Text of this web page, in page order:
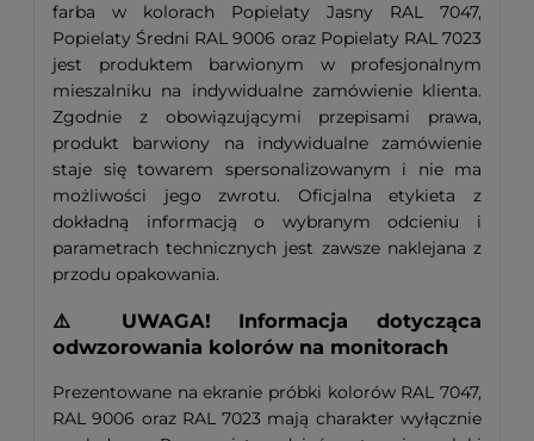
farba w kolorach Popielaty Jasny RAL 7047,
Popielaty Średni RAL 9006 oraz Popielaty RAL 7023
jest produktem barwionym w profesjonalnym
mieszalniku na indywidualne zamówienie klienta.
Zgodnie z obowiązującymi przepisami prawa,
produkt barwiony na indywidualne zamówienie
staje się towarem spersonalizowanym i nie ma
możliwości jego zwrotu. Oficjalna etykieta z
dokładną informacją o wybranym odcieniu i
parametrach technicznych jest zawsze naklejana z
przodu opakowania.
⚠️ UWAGA! Informacja dotycząca
odwzorowania kolorów na monitorach
Prezentowane na ekranie próbki kolorów RAL 7047,
RAL 9006 oraz RAL 7023 mają charakter wyłącznie